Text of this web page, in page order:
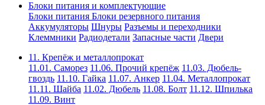
Блоки питания и комплектующие
Блоки питания Блоки резервного питания
Аккумуляторы Шнуры Разъемы и переходники
Клеммники Радиодетали Запасные части Двери
11. Крепёж и металлопрокат
11.01. Саморез 11.06. Прочий крепёж 11.03. Дюбель-
гвоздь 11.10. Гайка 11.07. Анкер 11.04. Металлопрокат
11.11. Шайба 11.02. Дюбель 11.08. Болт 11.12. Шпилька
11.09. Винт